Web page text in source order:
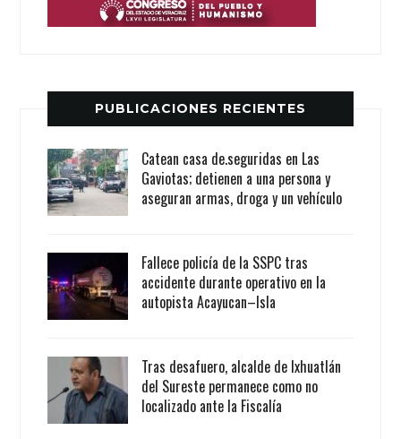
PUBLICACIONES RECIENTES
Catean casa de.seguridas en Las
Gaviotas; detienen a una persona y
aseguran armas, droga y un vehículo
Fallece policía de la SSPC tras
accidente durante operativo en la
autopista Acayucan–Isla
Tras desafuero, alcalde de Ixhuatlán
del Sureste permanece como no
localizado ante la Fiscalía